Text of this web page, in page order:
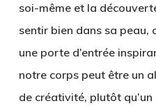
soi-même et la
sentir bien dans sa peau,
une porte d’entrée
notre corps peut être un
de créativité, plutôt